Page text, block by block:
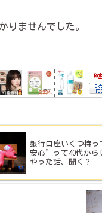
りませんでした。
銀行口座いくつ持
安心”って40代から
やった話、聞く？